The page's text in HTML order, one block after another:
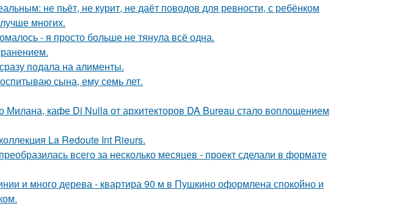
не пьёт, не курит, не даёт поводов для ревности, с ребёнком
многих.
- я просто больше не тянула всё одна.
подала на алименты.
сына, ему семь лет.
Милана, кафе Di Nulla от архитекторов DA Bureau стало воплощением
La Redoute Int Rieurs.
всего за несколько месяцев - проект сделали в формате
и много дерева - квартира 90 м в Пушкино оформлена спокойно и